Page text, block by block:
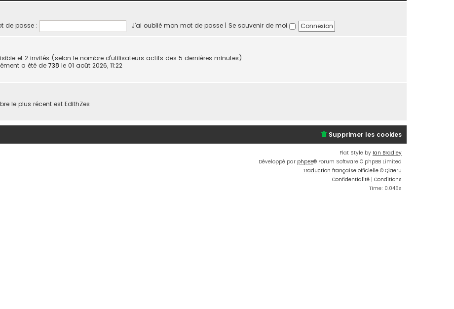
de passe : J’ai oublié mon mot de passe | Se souvenir de moi
et 2 invités (selon le nombre d’utilisateurs actifs des 5 dernières minutes)
a été de 738 le 01 août 2026, 11:22
le plus récent est EdithZes
Supprimer les cookies
Flat Style by Ian Bradley
Développé par phpBB® Forum Software © phpBB Limited
Traduction française officielle © Qiaeru
Confidentialité | Conditions
Time: 0.045s